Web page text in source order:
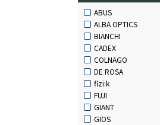
ABUS
ALBA OPTICS
BIANCHI
CADEX
COLNAGO
DE ROSA
fizi:k
FUJI
GIANT
GIOS